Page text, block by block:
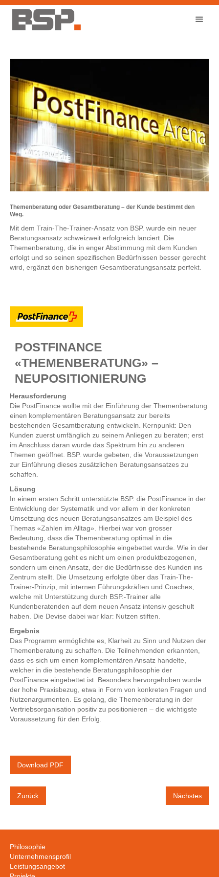
Themenberatung oder Gesamtberatung – der Kunde bestimmt den
Weg.
Mit dem Train-The-Trainer-Ansatz von BSP. wurde ein neuer
Beratungsansatz schweizweit erfolgreich lanciert. Die
Themenberatung, die in enger Abstimmung mit dem Kunden
erfolgt und so seinen spezifischen Bedürfnissen besser gerecht
wird, ergänzt den bisherigen Gesamtberatungsansatz perfekt.
POSTFINANCE
«THEMENBERATUNG» –
NEUPOSITIONIERUNG
Herausforderung
Die PostFinance wollte mit der Einführung der Themenberatung
einen komplementären Beratungsansatz zur bereits
bestehenden Gesamtberatung entwickeln. Kernpunkt: Den
Kunden zuerst umfänglich zu seinem Anliegen zu beraten; erst
im Anschluss daran wurde das Spektrum hin zu anderen
Themen geöffnet. BSP. wurde gebeten, die Voraussetzungen
zur Einführung dieses zusätzlichen Beratungsansatzes zu
schaffen.
Lösung
In einem ersten Schritt unterstützte BSP. die PostFinance in der
Entwicklung der Systematik und vor allem in der konkreten
Umsetzung des neuen Beratungsansatzes am Beispiel des
Themas «Zahlen im Alltag». Hierbei war von grosser
Bedeutung, dass die Themenberatung optimal in die
bestehende Beratungsphilosophie eingebettet wurde. Wie in der
Gesamtberatung geht es nicht um einen produktbezogenen,
sondern um einen Ansatz, der die Bedürfnisse des Kunden ins
Zentrum stellt. Die Umsetzung erfolgte über das Train-The-
Trainer-Prinzip, mit internen Führungskräften und Coaches,
welche mit Unterstützung durch BSP.-Trainer alle
Kundenberatenden auf dem neuen Ansatz intensiv geschult
haben. Die Devise dabei war klar: Nutzen stiften.
Ergebnis
Das Programm ermöglichte es, Klarheit zu Sinn und Nutzen der
Themenberatung zu schaffen. Die Teilnehmenden erkannten,
dass es sich um einen komplementären Ansatz handelte,
welcher in die bestehende Beratungsphilosophie der
PostFinance eingebettet ist. Besonders hervorgehoben wurde
der hohe Praxisbezug, etwa in Form von konkreten Fragen und
Nutzenargumenten. Es gelang, die Themenberatung in der
Vertriebsorganisation positiv zu positionieren – die wichtigste
Voraussetzung für den Erfolg.
Download PDF
Zurück Nächstes
Philosophie
Unternehmensprofil
Leistungsangebot